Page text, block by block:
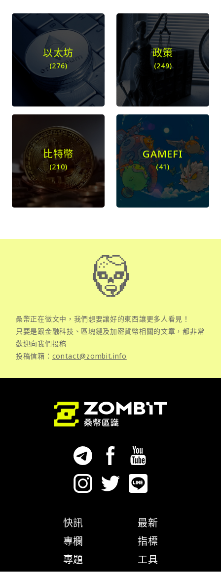
以太坊
(276)
政策
(249)
比特幣
(210)
GAMEFI
(41)
桑幣正在徵文中，我們想要讓好的東西讓更多人看見！
只要是跟金融科技、區塊鏈及加密貨幣相關的文章，都非常
歡迎向我們投稿
投稿信箱： contact@zombit.info
快訊
專欄
專題
最新
指標
工具